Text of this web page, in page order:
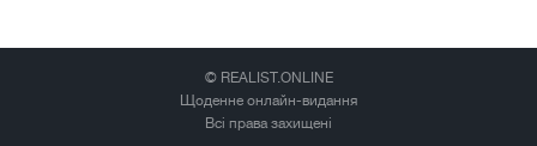
© REALIST.ONLINE
Щоденне онлайн-видання
Всі права захищені